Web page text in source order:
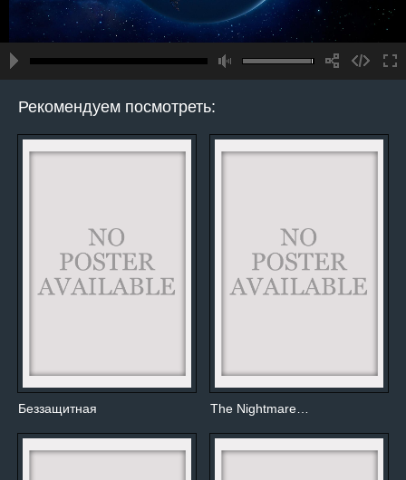
Рекомендуем посмотреть:
Беззащитная The Nightmare…